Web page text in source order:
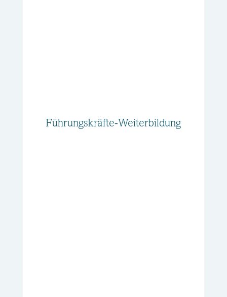
Führungskräfte-Weiterbildung